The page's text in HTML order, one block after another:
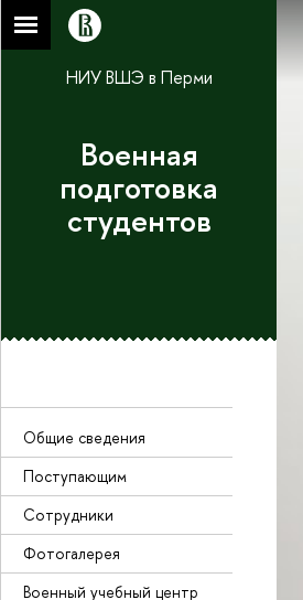
НИУ ВШЭ в Перми
Военная
подготовка
студентов
Общие сведения
Поступающим
Сотрудники
Фотогалерея
Военный учебный центр